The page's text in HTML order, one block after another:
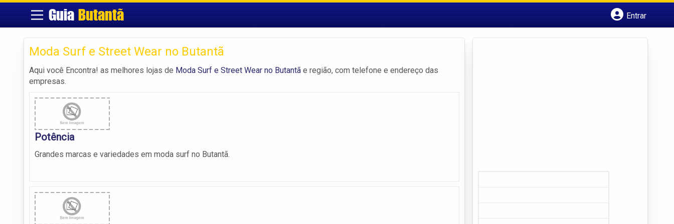
GuiaButantã
Entrar
Moda Surf e Street Wear no Butantã
Aqui você Encontra! as melhores lojas de Moda Surf e Street Wear no Butantã e região, com telefone e endereço das
empresas.
Potência
Grandes marcas e variedades em moda surf no Butantã.